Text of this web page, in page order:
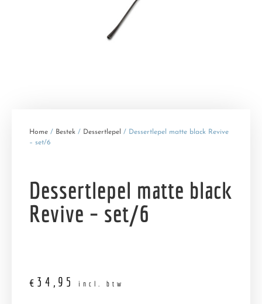
Home / Bestek / Dessertlepel / Dessertlepel matte black Revive
– set/6
Dessertlepel matte black
Revive – set/6
€ 34,95 incl. btw